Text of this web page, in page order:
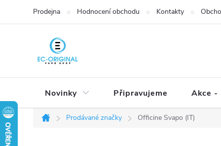
Prodejna Hodnocení obchodu Kontakty
Novinky Připravujeme Akce -
Domů
Prodávané značky Officine Svapo (IT)